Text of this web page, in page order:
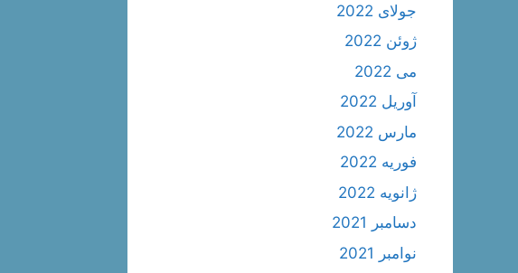
جولای 2022
ژوئن 2022
می 2022
آوریل 2022
مارس 2022
فوریه 2022
ژانویه 2022
دسامبر 2021
نوامبر 2021